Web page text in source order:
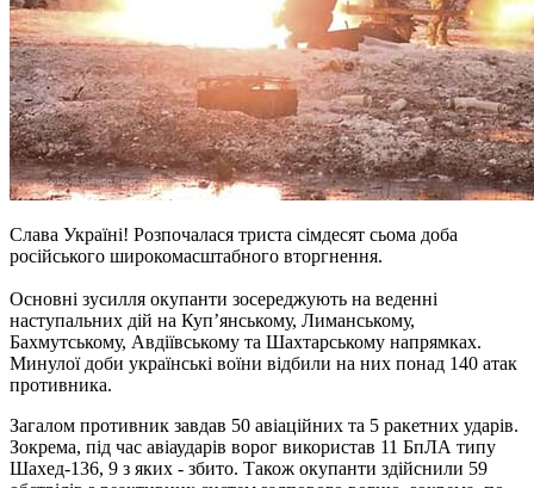
Слава Україні! Розпочалася триста сімдесят сьома доба
російського широкомасштабного вторгнення.
Основні зусилля окупанти зосереджують на веденні
наступальних дій на Куп’янському, Лиманському,
Бахмутському, Авдіївському та Шахтарському напрямках.
Минулої доби українські воїни відбили на них понад 140 атак
противника.
Загалом противник завдав 50 авіаційних та 5 ракетних ударів.
Зокрема, під час авіаударів ворог використав 11 БпЛА типу
Шахед-136, 9 з яких - збито. Також окупанти здійснили 59